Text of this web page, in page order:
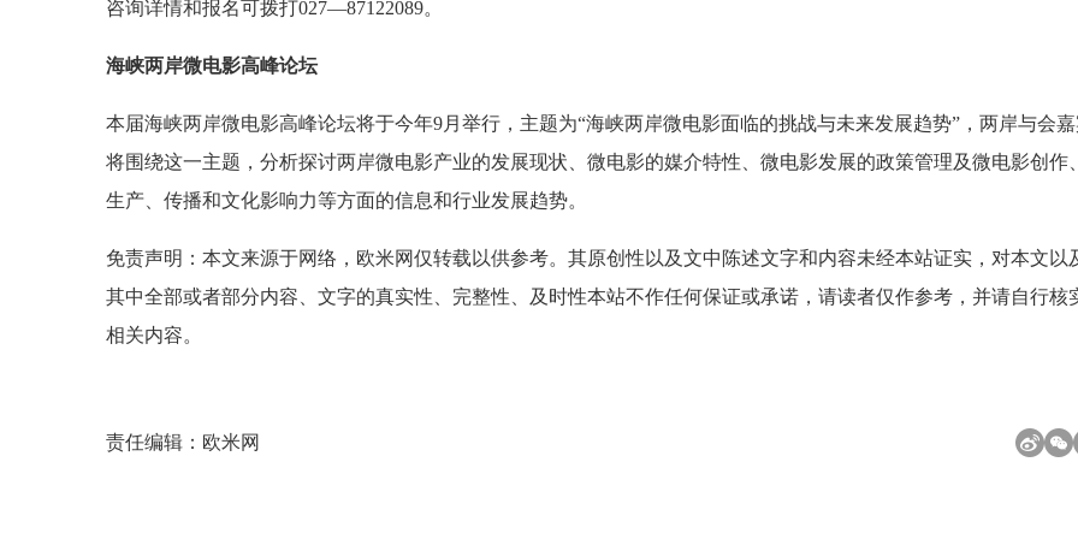
咨询详情和报名可拨打027—87122089。
海峡两岸微电影高峰论坛
本届海峡两岸微电影高峰论坛将于今年9月举行，主题为“海峡两岸微电影面临的挑战与未来发展趋势”，两岸与会
将围绕这一主题，分析探讨两岸微电影产业的发展现状、微电影的媒介特性、微电影发展的政策管理及微电影创作、
生产、传播和文化影响力等方面的信息和行业发展趋势。
免责声明：本文来源于网络，欧米网仅转载以供参考。其原创性以及文中陈述文字和内容未经本站证实，对本文以
其中全部或者部分内容、文字的真实性、完整性、及时性本站不作任何保证或承诺，请读者仅作参考，并请自行核
相关内容。
责任编辑：欧米网